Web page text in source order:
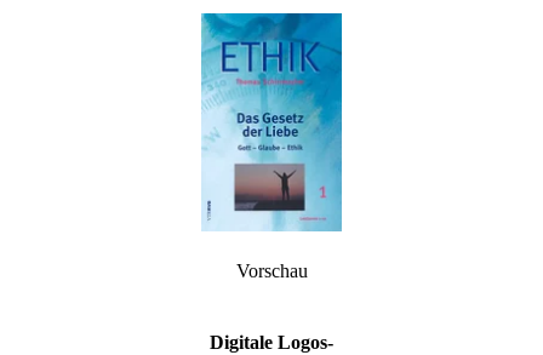
Vorschau
Digitale Logos-